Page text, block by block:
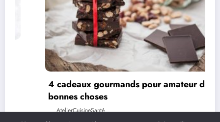
4 cadeaux gourmands pour amateur de
bonnes choses
AtelierCuisineSanté